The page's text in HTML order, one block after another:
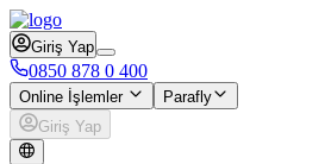
Giriş Yap
0850 878 0 400
Online İşlemler
Parafly
Giriş Yap